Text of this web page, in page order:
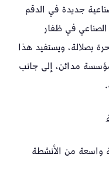
جديدة في الدقم
الصناعي في ظفار
بصلالة، ويستفيد هذا
مؤسسة مدائن، إلى جانب
واسعة من الأنشطة